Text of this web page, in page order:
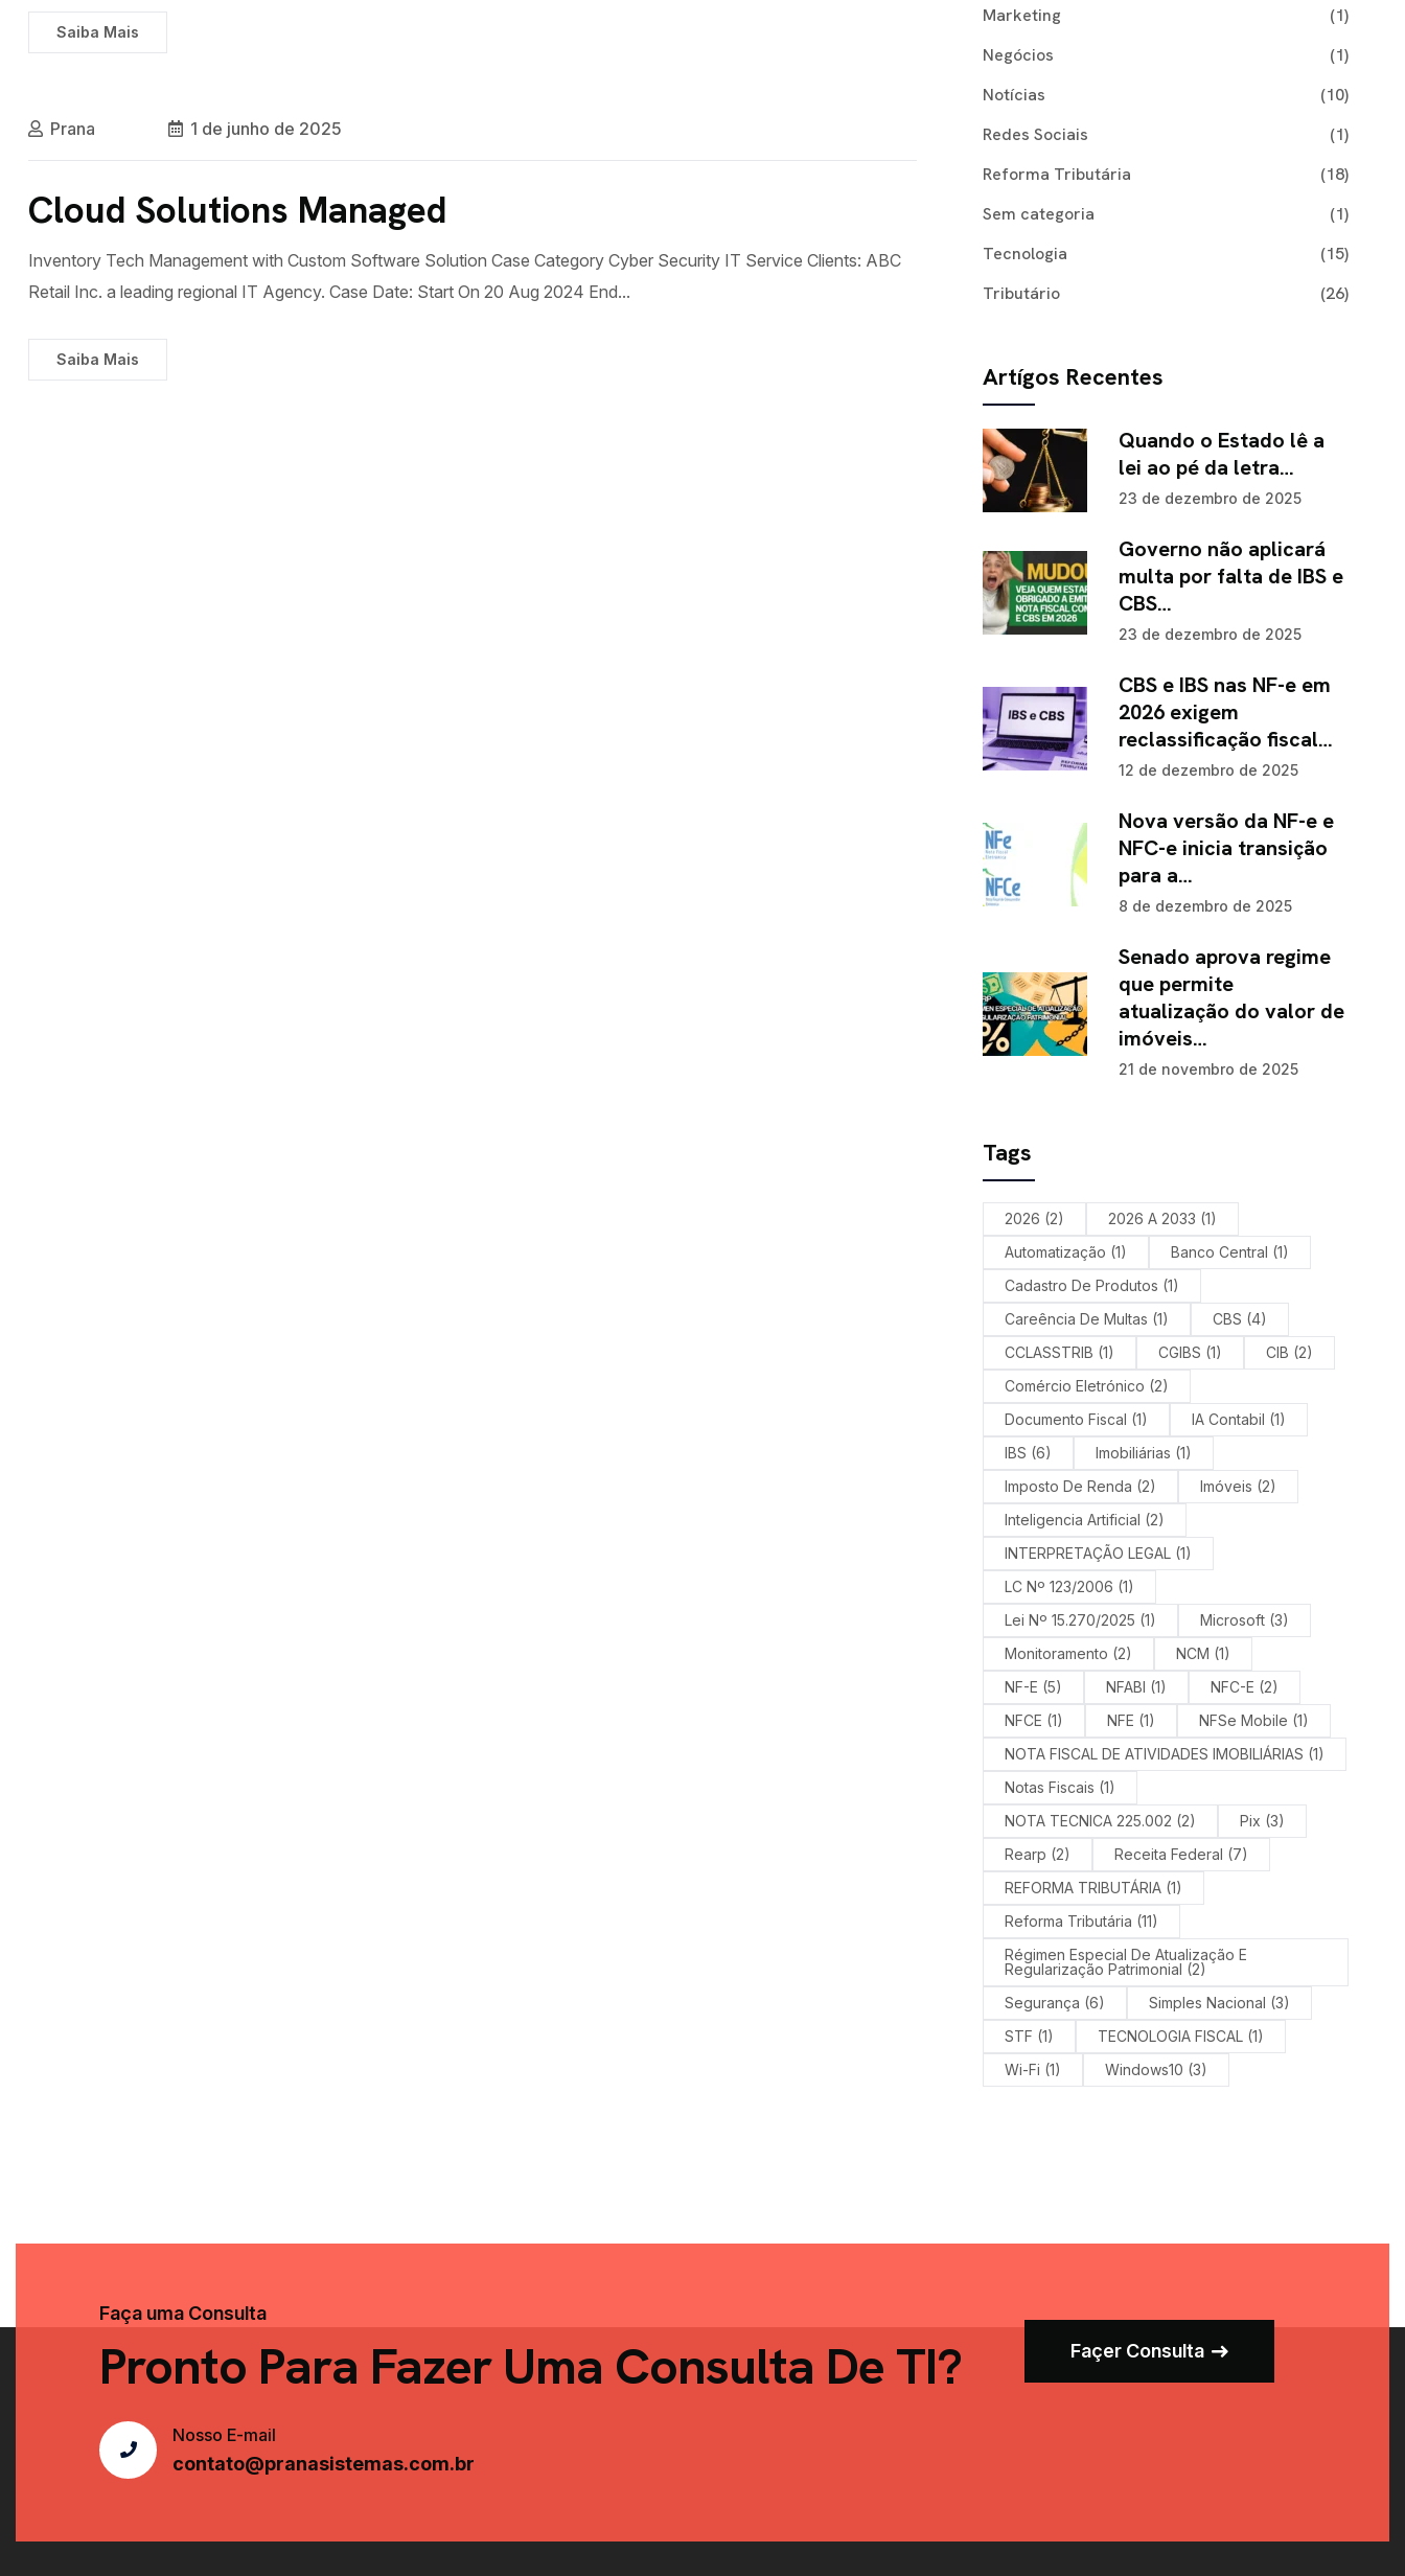
Saiba Mais
Prana 1 de junho de 2025
Cloud Solutions Managed
Inventory Tech Management with Custom Software Solution Case Category Cyber Security IT Service Clients: ABC
Retail Inc. a leading regional IT Agency. Case Date: Start On 20 Aug 2024 End...
Saiba Mais
Marketing
(1)
Negócios
(1)
Notícias
(10)
Redes Sociais
(1)
Reforma Tributária
(18)
Sem categoria
(1)
Tecnologia
(15)
Tributário
(26)
Artígos Recentes
Quando o Estado lê a
lei ao pé da letra…
23 de dezembro de 2025
Governo não aplicará
multa por falta de IBS e
CBS…
23 de dezembro de 2025
CBS e IBS nas NF-e em
2026 exigem
reclassificação fiscal…
12 de dezembro de 2025
Nova versão da NF-e e
NFC-e inicia transição
para a…
8 de dezembro de 2025
Senado aprova regime
que permite
atualização do valor de
imóveis…
21 de novembro de 2025
Tags
2026 (2) 2026 A 2033 (1)
Automatização (1) Banco Central (1)
Cadastro De Produtos (1)
Careência De Multas (1) CBS (4)
CCLASSTRIB (1) CGIBS (1) CIB (2)
Comércio Eletrónico (2)
Documento Fiscal (1) IA Contabil (1)
IBS (6) Imobiliárias (1)
Imposto De Renda (2) Imóveis (2)
Inteligencia Artificial (2)
INTERPRETAÇÃO LEGAL (1)
LC Nº 123/2006 (1)
Lei Nº 15.270/2025 (1) Microsoft (3)
Monitoramento (2) NCM (1)
NF-E (5) NFABI (1) NFC-E (2)
NFCE (1) NFE (1) NFSe Mobile (1)
NOTA FISCAL DE ATIVIDADES IMOBILIÁRIAS (1)
Notas Fiscais (1)
NOTA TECNICA 225.002 (2) Pix (3)
Rearp (2) Receita Federal (7)
REFORMA TRIBUTÁRIA (1)
Reforma Tributária (11)
Régimen Especial De Atualização E
Regularização Patrimonial (2)
Segurança (6) Simples Nacional (3)
STF (1) TECNOLOGIA FISCAL (1)
Wi-Fi (1) Windows10 (3)
Faça uma Consulta
Pronto Para Fazer Uma Consulta De TI? Façer Consulta
Nosso E-mail
contato@pranasistemas.com.br